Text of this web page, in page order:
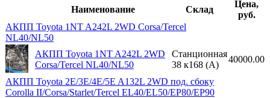
Наименование Склад
Цена,
руб.
АКПП Toyota 1NT A242L 2WD Corsa/Tercel
NL40/NL50
АКПП Toyota 1NT A242L 2WD
Corsa/Tercel NL40/NL50
Станционная
38 к168 (A)
40000.00
АКПП Toyota 2E/3E/4E/5E A132L 2WD под. сбоку
Corolla II/Corsa/Starlet/Tercel EL40/EL50/EP80/EP90